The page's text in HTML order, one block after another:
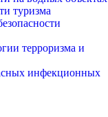
туризма
терроризма и
инфекционных